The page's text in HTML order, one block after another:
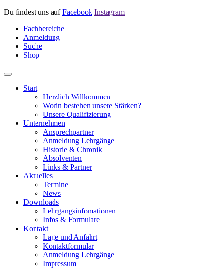
Du findest uns aufFacebook Instagram
Fachbereiche
Anmeldung
Suche
Shop
Start
Herzlich Willkommen
Worin bestehen unsere Stärken?
Unsere Qualifizierung
Unternehmen
Ansprechpartner
Anmeldung Lehrgänge
Historie & Chronik
Absolventen
Links & Partner
Aktuelles
Termine
News
Downloads
Lehrgangsinfomationen
Infos & Formulare
Kontakt
Lage und Anfahrt
Kontaktformular
Anmeldung Lehrgänge
Impressum